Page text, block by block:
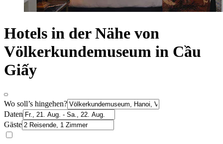
Hotels in der Nähe von
Völkerkundemuseum in Cầu
Giấy
Wo soll’s hingehen?
Daten
Gäste